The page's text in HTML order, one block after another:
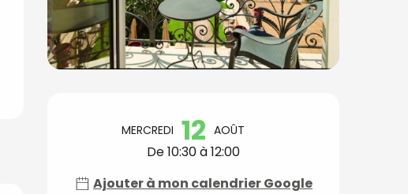
Ouverture et
MERCREDI 12 AOÛT
De 10:30 à 12:00
Ajouter à mon calendrier Google